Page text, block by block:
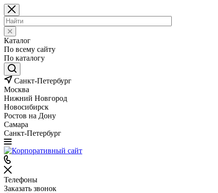
Каталог
По всему сайту
По каталогу
Санкт-Петербург
Москва
Нижний Новгород
Новосибирск
Ростов на Дону
Самара
Санкт-Петербург
Телефоны
Заказать звонок